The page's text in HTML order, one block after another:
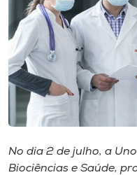
Rádio
Museu
Unoesc
No dia 2 de julho, a
Biociências e Saúde,